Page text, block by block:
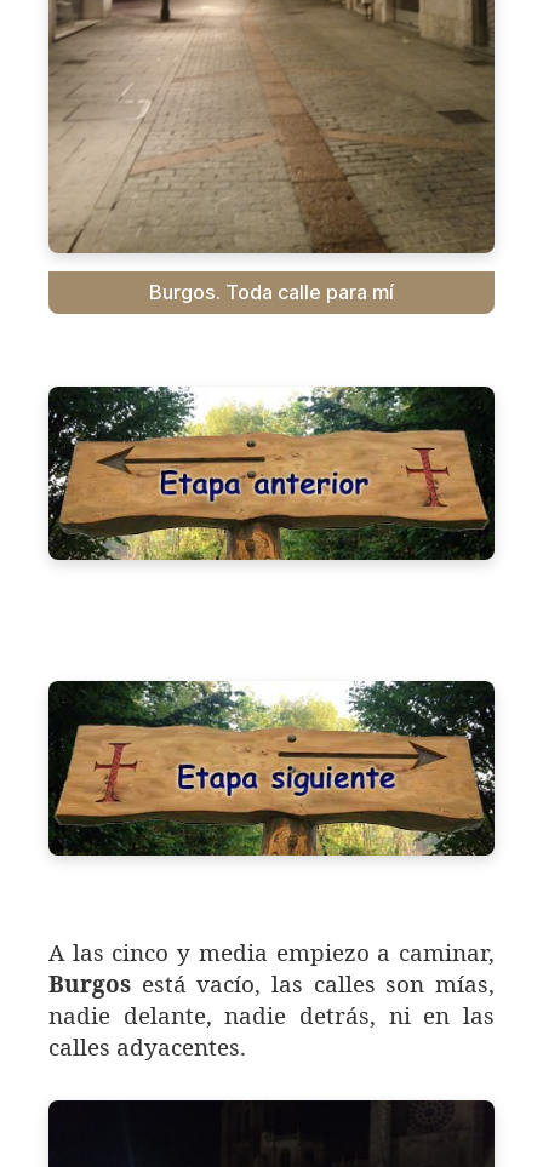
Burgos. Toda calle para mí
A las cinco y media empiezo a caminar,
Burgos está vacío, las calles son mías,
nadie delante, nadie detrás, ni en las
calles adyacentes.